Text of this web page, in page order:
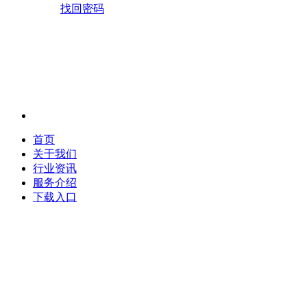
找回密码
首页
关于我们
行业资讯
服务介绍
下载入口